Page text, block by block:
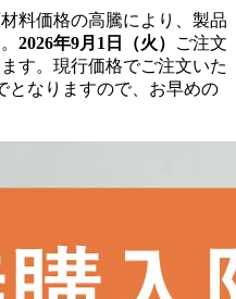
料価格の高騰により、製品
2026年9月1日（火）
ご注文
す。現行価格でご注文いた
となりますので、お早めの